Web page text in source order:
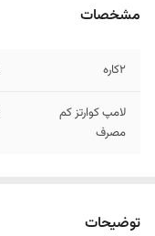
مشخصات
۲کاره
لامپ کوارتز کم
مصرف
توضیحات